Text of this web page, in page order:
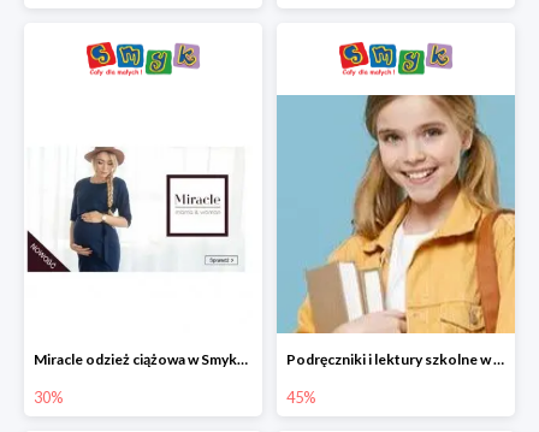
Miracle odzież ciążowa w Smyku co -30%
30%
Podręczniki i lektury szkolne w Smyku do -45%
45%